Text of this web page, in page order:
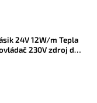
24V 12W/m Tepla
230V zdroj do